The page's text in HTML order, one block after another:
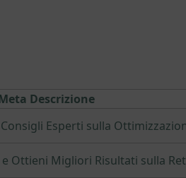
Descrizione
Esperti sulla
Ottieni Migliori Risultati sulla